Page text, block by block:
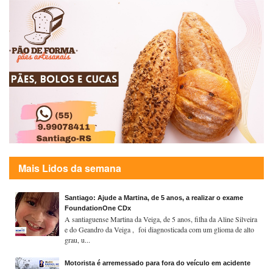
Mais Lidos da semana
Santiago: Ajude a Martina, de 5 anos, a realizar o exame
FoundationOne CDx
A santiaguense Martina da Veiga, de 5 anos, filha da Aline Silveira
e do Geandro da Veiga , foi diagnosticada com um glioma de alto
grau, u...
Motorista é arremessado para fora do veículo em acidente